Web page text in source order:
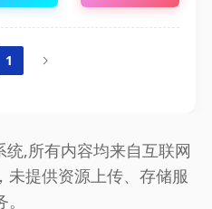
1
,所有内容均来自互联网
未提供资源上传、存储服